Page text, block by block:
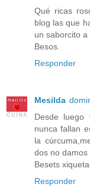
Qué ricas
blog las que
un saborcito
Besos.
Responder
Mesilda
Desde luego
nunca fallan
la
dos no damos
Besets
Responder